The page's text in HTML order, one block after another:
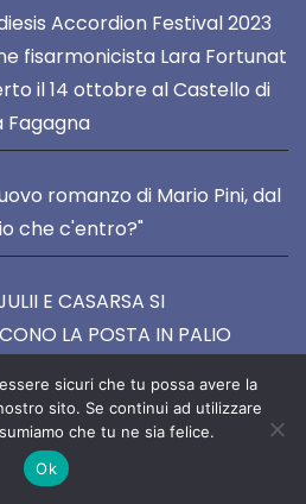
Accordion Festival 2023
fisarmonicista Lara Fortunat
il 14 ottobre al Castello di
Fagagna
romanzo di Mario Pini, dal
che c'entro?"
E CASARSA SI
LA POSTA IN PALIO
ARTandFOOD 2023 :
le date della prossima
(13-14-15 ottobre)
sicuri che tu possa avere la
sito. Se continui ad utilizzare
che tu ne sia felice.
Ok